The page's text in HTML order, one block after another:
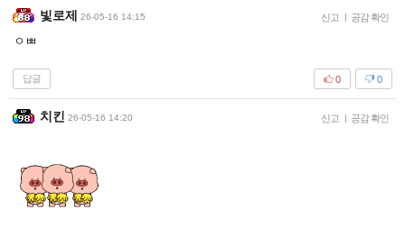
빛로제 26-05-16 14:15 신고 | 공감 확인
ㅇㅃ
답글 0
0
치킨 26-05-16 14:20 신고 | 공감 확인